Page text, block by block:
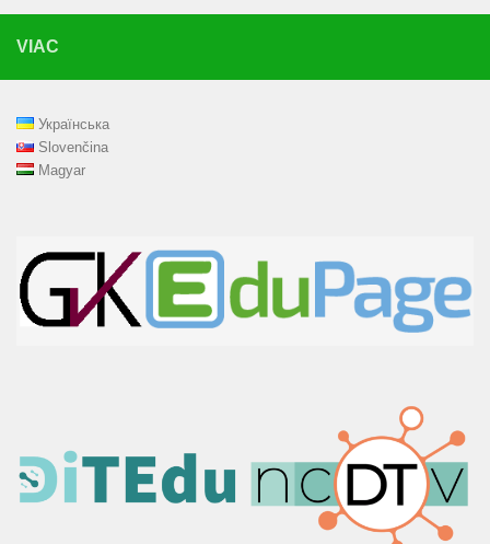
VIAC
Українська
Slovenčina
Magyar